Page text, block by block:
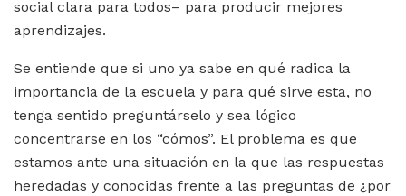
social clara para todos– para producir mejores
aprendizajes.
Se entiende que si uno ya sabe en qué radica la
importancia de la escuela y para qué sirve esta, no
tenga sentido preguntárselo y sea lógico
concentrarse en los “cómos”. El problema es que
estamos ante una situación en la que las respuestas
heredadas y conocidas frente a las preguntas de ¿por